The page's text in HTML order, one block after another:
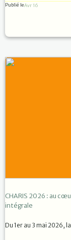
Publié leAvr 16
CHARIS 2026 : au
intégrale
Du 1er au 3 mai 2026,